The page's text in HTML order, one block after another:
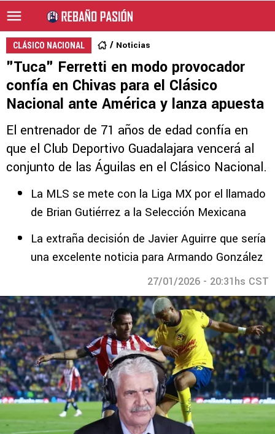
CLÁSICO NACIONAL Noticias
"Tuca" Ferretti en modo provocador
confía en Chivas para el Clásico
Nacional ante América y lanza apuesta
El entrenador de 71 años de edad confía en
que el Club Deportivo Guadalajara vencerá al
conjunto de las Águilas en el Clásico Nacional.
La MLS se mete con la Liga MX por el llamado
de Brian Gutiérrez a la Selección Mexicana
La extraña decisión de Javier Aguirre que sería
una excelente noticia para Armando González
27/01/2026 - 20:31hs CST